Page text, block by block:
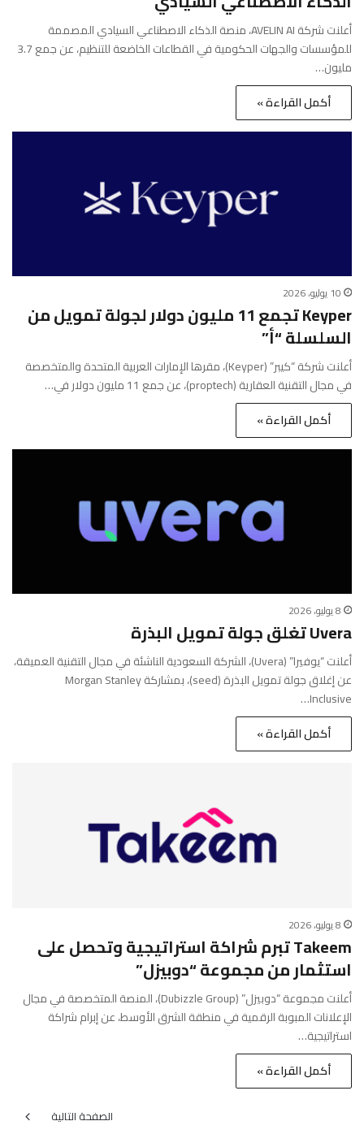
أعلنت شركة AVELIN AI، منصة الذكاء الاصطناعي السيادي المصممة
للمؤسسات والجهات الحكومية في القطاعات الخاضعة للتنظيم، عن جمع 3.7
مليون…
أكمل القراءة »
10 يوليو، 2026
Keyper تجمع 11 مليون دولار لجولة تمويل من
السلسلة “أ”
أعلنت شركة “كيبر” (Keyper)، مقرها الإمارات العربية المتحدة والمتخصصة
في مجال التقنية العقارية (proptech)، عن جمع 11 مليون دولار في…
أكمل القراءة »
8 يوليو، 2026
Uvera تغلق جولة تمويل البذرة
أعلنت “يوفيرا” (Uvera)، الشركة السعودية الناشئة في مجال التقنية العميقة،
عن إغلاق جولة تمويل البذرة (seed)، بمشاركة Morgan Stanley
Inclusive…
أكمل القراءة »
8 يوليو، 2026
Takeem تبرم شراكة استراتيجية وتحصل على
استثمار من مجموعة “دوبيزل”
أعلنت مجموعة “دوبيزل” (Dubizzle Group)، المنصة المتخصصة في مجال
الإعلانات المبوبة الرقمية في منطقة الشرق الأوسط، عن إبرام شراكة
استراتيجية…
أكمل القراءة »
الصفحة التالية